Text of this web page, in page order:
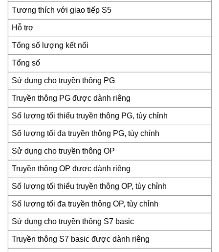
Tương thích với giao tiếp S5
Hỗ trợ
Tổng số lượng kết nối
Tổng số
Sử dụng cho truyền thông PG
Truyền thông PG được dành riêng
Số lượng tối thiểu truyền thông PG, tùy chỉnh
Số lượng tối đa truyền thông PG, tùy chỉnh
Sử dụng cho truyền thông OP
Truyền thông OP được dành riêng
Số lượng tối thiểu truyền thông OP, tùy chỉnh
Số lượng tối đa truyền thông OP, tùy chỉnh
Sử dụng cho truyền thông S7 basic
Truyền thông S7 basic được dành riêng